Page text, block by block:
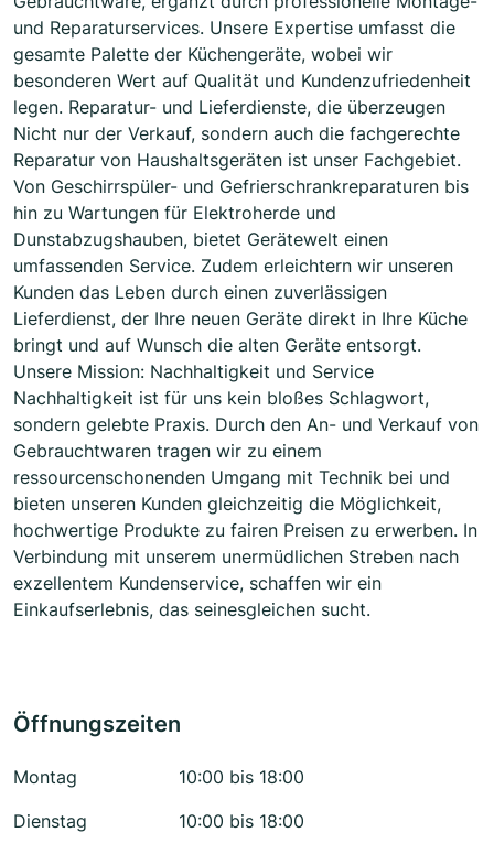
und Reparaturservices. Unsere Expertise umfasst die
gesamte Palette der Küchengeräte, wobei wir
besonderen Wert auf Qualität und Kundenzufriedenheit
legen. Reparatur- und Lieferdienste, die überzeugen
Nicht nur der Verkauf, sondern auch die fachgerechte
Reparatur von Haushaltsgeräten ist unser Fachgebiet.
Von Geschirrspüler- und Gefrierschrankreparaturen bis
hin zu Wartungen für Elektroherde und
Dunstabzugshauben, bietet Gerätewelt einen
umfassenden Service. Zudem erleichtern wir unseren
Kunden das Leben durch einen zuverlässigen
Lieferdienst, der Ihre neuen Geräte direkt in Ihre Küche
bringt und auf Wunsch die alten Geräte entsorgt.
Unsere Mission: Nachhaltigkeit und Service
Nachhaltigkeit ist für uns kein bloßes Schlagwort,
sondern gelebte Praxis. Durch den An- und Verkauf von
Gebrauchtwaren tragen wir zu einem
ressourcenschonenden Umgang mit Technik bei und
bieten unseren Kunden gleichzeitig die Möglichkeit,
hochwertige Produkte zu fairen Preisen zu erwerben. In
Verbindung mit unserem unermüdlichen Streben nach
exzellentem Kundenservice, schaffen wir ein
Einkaufserlebnis, das seinesgleichen sucht.
Öffnungszeiten
Montag
10:00 bis 18:00
Dienstag
10:00 bis 18:00